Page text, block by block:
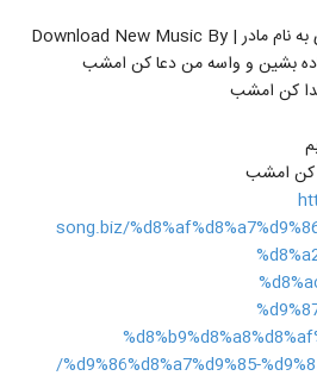
دانلود آهنگ جدید هادی عبدی به نام مادر | Download New Music By
کن امشب
کن امشب
song.biz/
%d9%86%d8%a7%d9%85-